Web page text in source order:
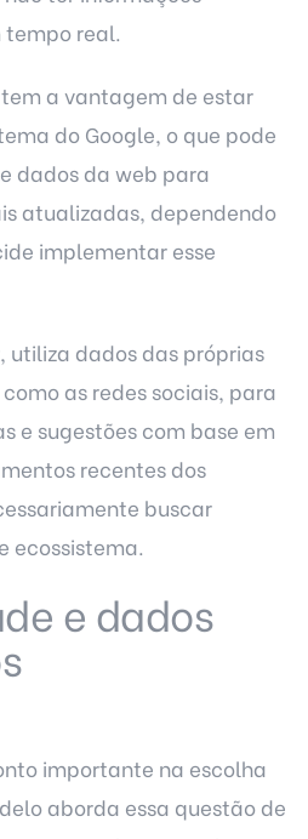
tempo real.
a vantagem de estar
do Google, o que pode
dados da web para
atualizadas, dependendo
implementar esse
utiliza dados das próprias
as redes sociais, para
e sugestões com base em
recentes dos
buscar
ecossistema.
e dados
importante na escolha
aborda essa questão de